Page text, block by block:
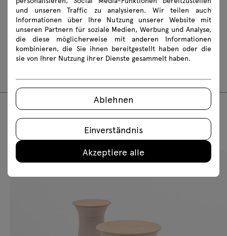
skp
Revit
Montageanleitungen
Empfohlene Produkte
und unseren Traffic zu analysieren. Wir teilen auch
Informationen über Ihre Nutzung unserer Website mit
unseren Partnern für soziale Medien, Werbung und Analyse,
die diese möglicherweise mit anderen Informationen
kombinieren, die Sie ihnen bereitgestellt haben oder die
sie von Ihrer Nutzung ihrer Dienste gesammelt haben.
Ablehnen
Einverständnis
Akzeptiere alle